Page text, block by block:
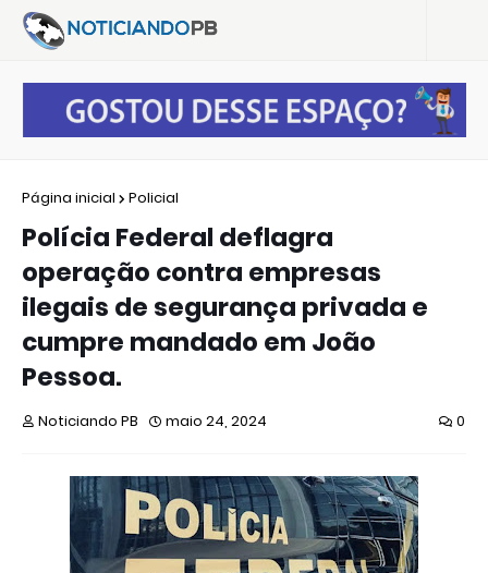
Página inicial Policial
Polícia Federal deflagra
operação contra empresas
ilegais de segurança privada e
cumpre mandado em João
Pessoa.
Noticiando PB maio 24, 2024 0